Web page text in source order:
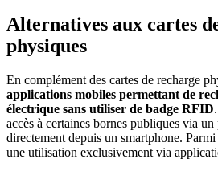
Alternatives aux cartes
physiques
En complément des cartes de recharge
applications mobiles permettant de
électrique sans utiliser de badge RFID
accès à certaines bornes publiques via
directement depuis un smartphone.
une utilisation exclusivement via